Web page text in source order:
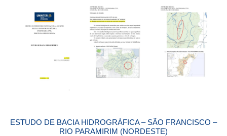
ESTUDO DE BACIA HIDROGRÁFICA – SÃO FRANCISCO –
RIO PARAMIRIM (NORDESTE)